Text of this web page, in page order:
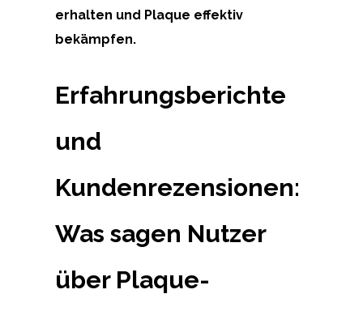
erhalten und Plaque effektiv
bekämpfen.
Erfahrungsberichte
und
Kundenrezensionen:
Was sagen Nutzer
über Plaque-